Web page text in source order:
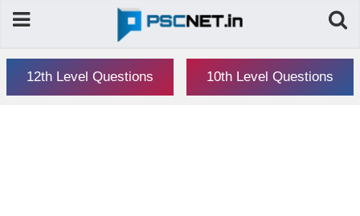
12th Level Questions 10th Level Questions